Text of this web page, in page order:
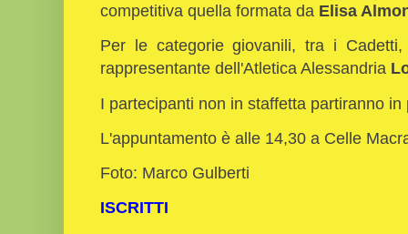
competitiva quella formata da Elisa
Per le categorie giovanili, tra i
rappresentante dell'Atletica Alessandria
I partecipanti non in staffetta partiranno in
L'appuntamento è alle 14,30 a Celle
Foto: Marco Gulberti
ISCRITTI